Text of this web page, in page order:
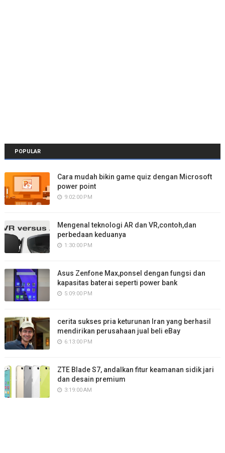
POPULAR
Cara mudah bikin game quiz dengan Microsoft
power point
9:02:00 PM
Mengenal teknologi AR dan VR,contoh,dan
perbedaan keduanya
1:30:00 PM
Asus Zenfone Max,ponsel dengan fungsi dan
kapasitas baterai seperti power bank
5:09:00 PM
cerita sukses pria keturunan Iran yang berhasil
mendirikan perusahaan jual beli eBay
6:13:00 PM
ZTE Blade S7, andalkan fitur keamanan sidik jari
dan desain premium
3:19:00 AM